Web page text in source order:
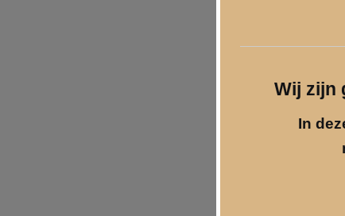
Wij zijn
In